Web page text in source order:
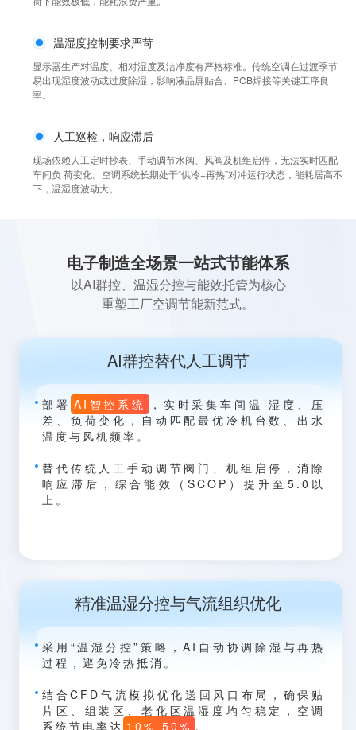
温湿度控制要求严苛
显示器生产对温度、相对湿度及洁净度有严格标准。传统空调在过渡季节
易出现湿度波动或过度除湿，影响液晶屏贴合、PCB焊接等关键工序良
率。
人工巡检，响应滞后
现场依赖人工定时抄表、手动调节水阀、风阀及机组启停，无法实时匹配
车间负 荷变化。空调系统长期处于“供冷+再热”对冲运行状态，能耗居高不
下，温湿度波动大。
电子制造全场景一站式节能体系
以AI群控、温湿分控与能效托管为核心
重塑工厂空调节能新范式。
AI群控替代人工调节
部署 AI智控系统
，实时采集车间温 湿度、压
差、负荷变化，自动匹配最优冷机台数、出水
温度与风机频率。
替代传统人工手动调节阀门、机组启停，消除
响应滞后，综合能效（SCOP）提升至5.0以
上。
精准温湿分控与气流组织优化
采用“温湿分控”策略，AI自动协调除湿与再热
过程，避免冷热抵消。
结合CFD气流模拟优化送回风口布局，确保贴
片区、组装区、老化区温湿度均匀稳定，空调
系统节电率达 10%-50% 。